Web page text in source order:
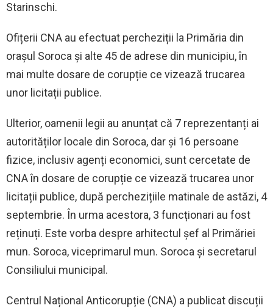
Starinschi.
Ofițerii CNA au efectuat percheziții la Primăria din
orașul Soroca și alte 45 de adrese din municipiu, în
mai multe dosare de corupție ce vizează trucarea
unor licitații publice.
Ulterior, oamenii legii au anunțat că 7 reprezentanți ai
autorităților locale din Soroca, dar și 16 persoane
fizice, inclusiv agenți economici, sunt cercetate de
CNA în dosare de corupție ce vizează trucarea unor
licitații publice, după perchezițiile matinale de astăzi, 4
septembrie. În urma acestora, 3 funcționari au fost
reținuți. Este vorba despre arhitectul şef al Primăriei
mun. Soroca, viceprimarul mun. Soroca și secretarul
Consiliului municipal.
Centrul Național Anticorupție (CNA) a publicat discuții